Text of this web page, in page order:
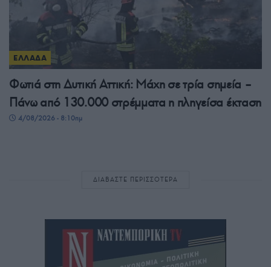
ΕΛΛΑΔΑ
Φωτιά στη Δυτική Αττική: Μάχη σε τρία σημεία –
Πάνω από 130.000 στρέμματα η πληγείσα έκταση
4/08/2026 - 8:10πμ
ΔΙΑΒΑΣΤΕ ΠΕΡΙΣΣΟΤΕΡΑ